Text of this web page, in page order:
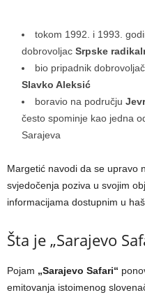
tokom 1992. i 1993.
dobrovoljac Srpske
bio pripadnik
Slavko Aleksić
boravio na području
često spominje kao jedna
Sarajeva
Margetić navodi da se upravo
svjedočenja poziva u svojim
informacijama dostupnim u
Šta je „Sarajevo
Pojam „Sarajevo Safari“
emitovanja istoimenog